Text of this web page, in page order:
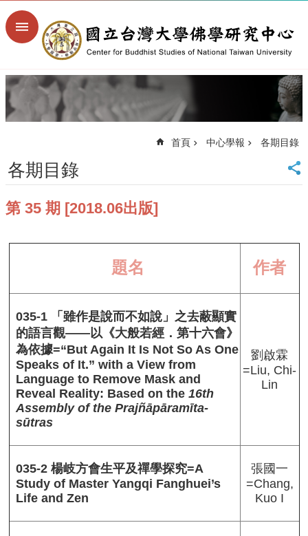
跳到主要內容區塊
進
尋
頁
大
首
頁
臺
大
圖
書
館
佛
學
數
位
圖
館
網
站
導
English
首頁 中心學報 各期目錄
各期目錄
第 35 期 [2018.06出版]
題名 作者
035-1 「雖作是說而不如說」之去蔽顯實
的語言觀——以《大般若經．第十六會》
為依據=“But Again It Is Not So As One
Speaks of It.” with a View from
Language to Remove Mask and
Reveal Reality: Based on the 16th
Assembly of the Prajñāpāramīta-
sūtras
劉啟霖
=Liu, Chi-
Lin
035-2 楊岐方會生平及禪學探究=A
Study of Master Yangqi Fanghuei’s
Life and Zen
張國一
=Chang,
Kuo I